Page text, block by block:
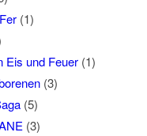
(1)
Eis und Feuer(1)
(3)
(5)
(3)